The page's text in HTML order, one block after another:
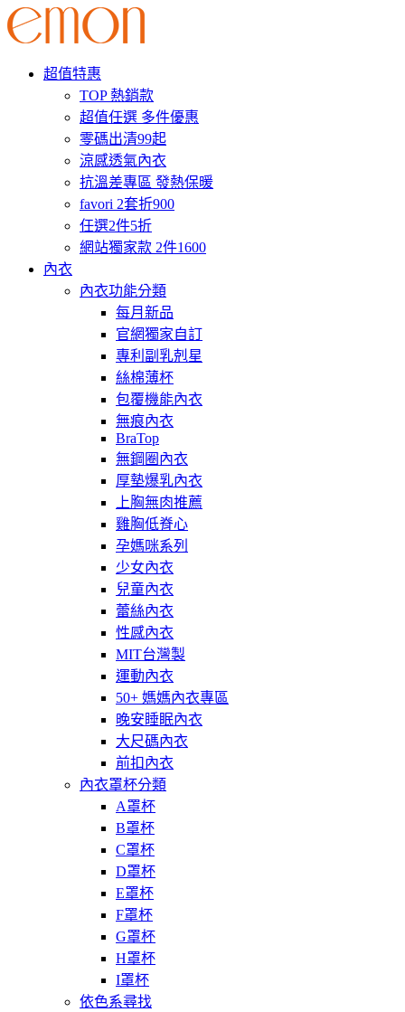
超值特惠
TOP 熱銷款
超值任選 多件優惠
零碼出清99起
涼感透氣內衣
抗溫差專區 發熱保暖
favori 2套折900
任選2件5折
網站獨家款 2件1600
內衣
內衣功能分類
每月新品
官網獨家自訂
專利副乳剋星
絲棉薄杯
包覆機能內衣
無痕內衣
BraTop
無鋼圈內衣
厚墊爆乳內衣
上胸無肉推薦
雞胸低脊心
孕媽咪系列
少女內衣
兒童內衣
蕾絲內衣
性感內衣
MIT台灣製
運動內衣
50+ 媽媽內衣專區
晚安睡眠內衣
大尺碼內衣
前扣內衣
內衣罩杯分類
A罩杯
B罩杯
C罩杯
D罩杯
E罩杯
F罩杯
G罩杯
H罩杯
I罩杯
依色系尋找